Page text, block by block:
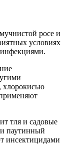
росе и
условиях
тля и садовые
паутинный
инсектицидами